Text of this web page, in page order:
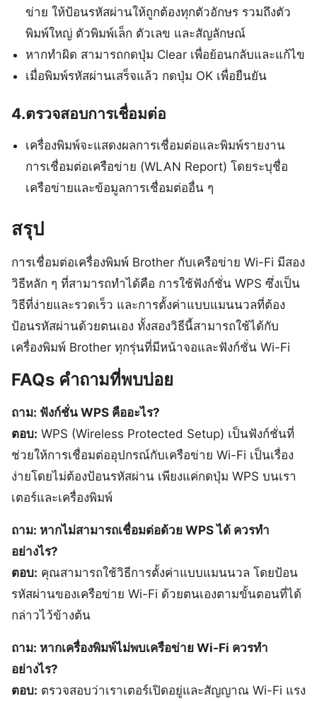
ข่าย ให้ป้อนรหัสผ่านให้ถูกต้องทุกตัวอักษร รวมถึงตัว
พิมพ์ใหญ่ ตัวพิมพ์เล็ก ตัวเลข และสัญลักษณ์
หากทำผิด สามารถกดปุ่ม Clear เพื่อย้อนกลับและแก้ไข
เมื่อพิมพ์รหัสผ่านเสร็จแล้ว กดปุ่ม OK เพื่อยืนยัน
4.ตรวจสอบการเชื่อมต่อ
เครื่องพิมพ์จะแสดงผลการเชื่อมต่อและพิมพ์รายงาน
การเชื่อมต่อเครือข่าย (WLAN Report) โดยระบุชื่อ
เครือข่ายและข้อมูลการเชื่อมต่ออื่น ๆ
สรุป
การเชื่อมต่อเครื่องพิมพ์ Brother กับเครือข่าย Wi-Fi มีสอง
วิธีหลัก ๆ ที่สามารถทำได้คือ การใช้ฟังก์ชั่น WPS ซึ่งเป็น
วิธีที่ง่ายและรวดเร็ว และการตั้งค่าแบบแมนนวลที่ต้อง
ป้อนรหัสผ่านด้วยตนเอง ทั้งสองวิธีนี้สามารถใช้ได้กับ
เครื่องพิมพ์ Brother ทุกรุ่นที่มีหน้าจอและฟังก์ชั่น Wi-Fi
FAQs คำถามที่พบบ่อย
ถาม: ฟังก์ชั่น WPS คืออะไร?
ตอบ: WPS (Wireless Protected Setup) เป็นฟังก์ชั่นที่
ช่วยให้การเชื่อมต่ออุปกรณ์กับเครือข่าย Wi-Fi เป็นเรื่อง
ง่ายโดยไม่ต้องป้อนรหัสผ่าน เพียงแค่กดปุ่ม WPS บนเรา
เตอร์และเครื่องพิมพ์
ถาม: หากไม่สามารถเชื่อมต่อด้วย WPS ได้ ควรทำ
อย่างไร?
ตอบ: คุณสามารถใช้วิธีการตั้งค่าแบบแมนนวล โดยป้อน
รหัสผ่านของเครือข่าย Wi-Fi ด้วยตนเองตามขั้นตอนที่ได้
กล่าวไว้ข้างต้น
ถาม: หากเครื่องพิมพ์ไม่พบเครือข่าย Wi-Fi ควรทำ
อย่างไร?
ตอบ: ตรวจสอบว่าเราเตอร์เปิดอยู่และสัญญาณ Wi-Fi แรง